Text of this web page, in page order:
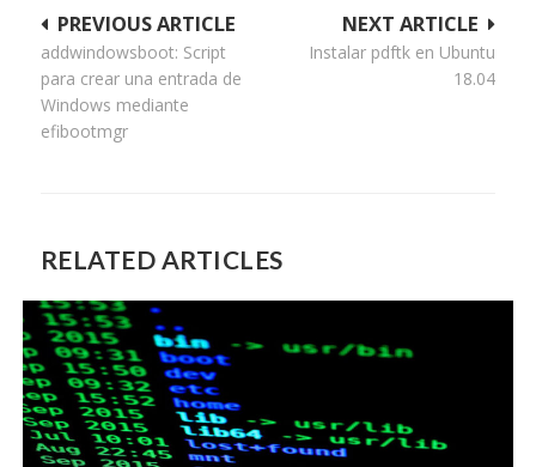
Navegación
de
entradas
NEXT ARTICLE
Instalar pdftk en Ubuntu
18.04
PREVIOUS ARTICLE
addwindowsboot: Script
para crear una entrada de
Windows mediante
efibootmgr
RELATED ARTICLES